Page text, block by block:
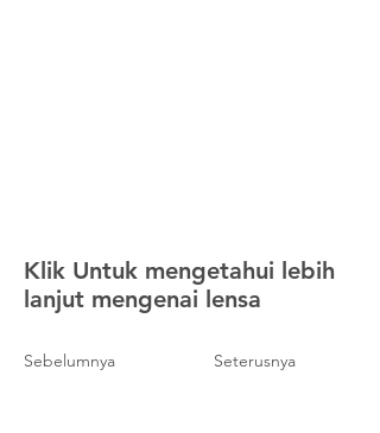
Klik Untuk mengetahui lebih
lanjut mengenai lensa
Sebelumnya Seterusnya